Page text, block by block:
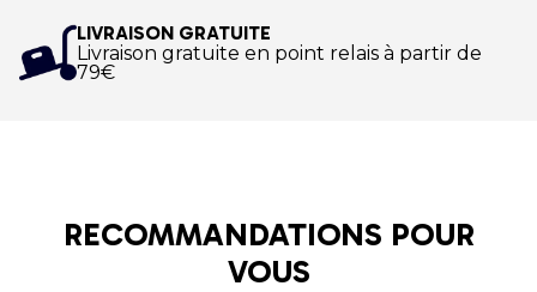
LIVRAISON GRATUITE
Livraison gratuite en point relais à partir de
79€
RECOMMANDATIONS POUR
VOUS